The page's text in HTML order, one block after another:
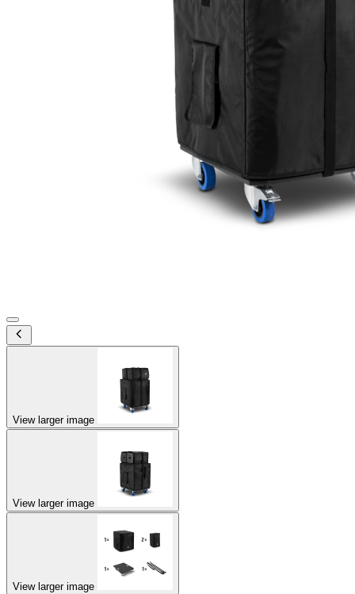
View larger image
View larger image
View larger image